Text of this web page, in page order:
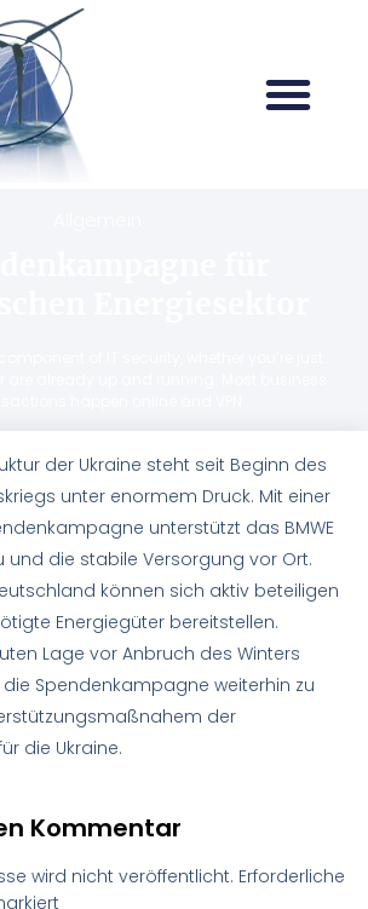
der Ukraine steht seit Beginn des
unter enormem Druck. Mit einer
unterstützt das BMWE
und die stabile Versorgung vor Ort.
können sich aktiv beteiligen
Energiegüter bereitstellen.
Lage vor Anbruch des Winters
Spendenkampagne weiterhin zu
der
die Ukraine.
Kommentar
wird nicht veröffentlicht. Erforderliche